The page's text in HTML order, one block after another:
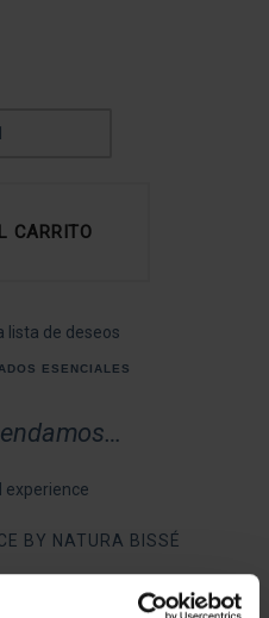
CARRITO
lista de deseos
ESENCIALES
BY NATURA BISSÉ